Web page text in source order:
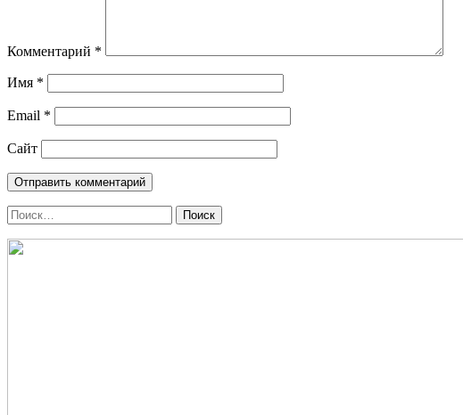
Комментарий *
Имя *
Email *
Сайт
Поиск
по: